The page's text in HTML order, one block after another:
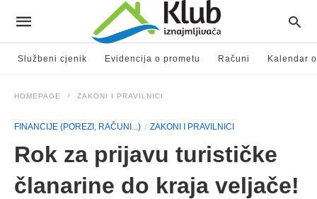
Službeni cjenik Evidencija o prometu Računi Kalendar
HOMEPAGE ZAKONI I PRAVILNICI
FINANCIJE (POREZI, RAČUNI...) ZAKONI I PRAVILNICI
Rok za prijavu turističke
članarine do kraja veljače!